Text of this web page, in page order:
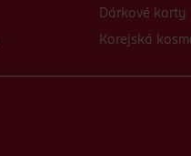
Dárkové karty
Korejská